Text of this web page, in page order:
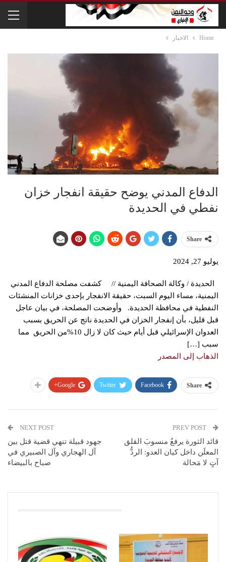
Home الاخبار
الدفاع المدني يوضح حقيقة انفجار خزان
نفطي في الحديدة
Share
يوليو 27, 2024
الحديدة / وكالة الصحافة اليمنية // كشفت مصلحة الدفاع المدني
اليمنية، مساء اليوم السبت، حقيقة الانفجار بإحدى خزانات المنشئات
النفطية في محافظة الحديدة. وأوضحت المصلحة، في بيان عاجل
قبل قليل، بأن إنفجار الخزان في الحديدة ناتج عن الحريق بسبب
العدوان الإسرائيلي قبل أيام حيث كان لا زال 10%من الحريق مما
سبب […]
الذهاب إلى المصدر
Share
Facebook
Twitter
Google+
قائد الثورة يرفعُ منسوبَ القلق
المعلَن داخل كيان العدو: الردُّ
آتٍ لا مَحالة
NEXT POST
جهود قبيلة تنهي قضية قتل بين
آل الهجاري وآل الصبيري في
صباح بالبيضاء